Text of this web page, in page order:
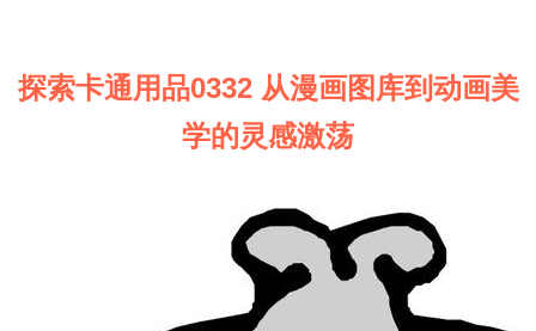
探索卡通用品0332 从漫画图库到动画美
学的灵感激荡